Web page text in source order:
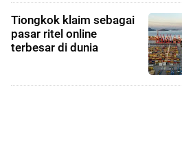
Tiongkok klaim sebagai
pasar ritel online
terbesar di dunia